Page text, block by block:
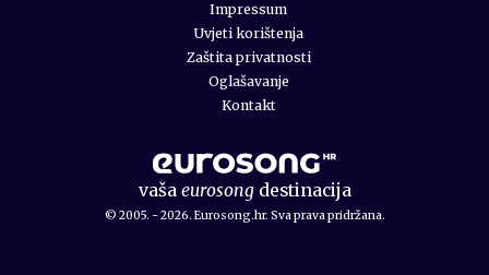
vaša eurosongdestinacija
© 2005. - 2026. Eurosong.hr. Sva prava pridržana.
Impressum
Uvjeti korištenja
Zaštita privatnosti
Oglašavanje
Kontakt